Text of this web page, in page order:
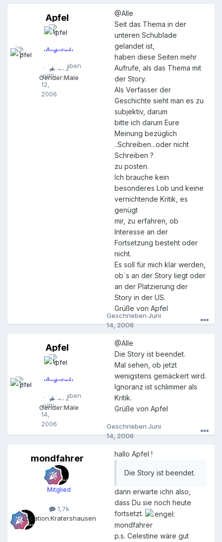
A
p
f
Geschrieben
Juni
12,
2006
Apfel
Mitglieder
472
Gender:Male
@Alle
Seit das Thema in der
unteren Schublade
gelandet ist,
haben diese Seiten mehr
Aufrufe, als das Thema mit
der Story.
Als Verfasser der
Geschichte sieht man es zu
subjektiv, darum
bitte ich darum Eure
Meinung bezüglich
..Schreiben...oder nicht
Schreiben ?
zu posten.
Ich brauche kein
besonderes Lob und keine
vernichtende Kritik, es
genügt
mir, zu erfahren, ob
Interesse an der
Fortsetzung besteht oder
nicht.
Es soll für mich klar werden,
ob´s an der Story liegt oder
an der Platzierung der
Story in der US.
Grüße von Apfel
A
p
f
Geschrieben
Juni
14,
2006
Apfel
Mitglieder
472
Gender:Male
Geschrieben Juni
14, 2006
@Alle
Die Story ist beendet.
Mal sehen, ob jetzt
wenigstens gemäckert wird.
Ignoranz ist schlimmer als
Kritik.
Grüße von Apfel
m
o
n
r
mondfahrer
Mitglied
1,7k
Location:Kratershausen
Geschrieben Juni
14, 2006
hallo Apfel !
Die Story ist beendet.
dann erwarte ichn also,
dass Du sie noch heute
fortsetzt.
mondfahrer
p.s. Celestine wäre gut